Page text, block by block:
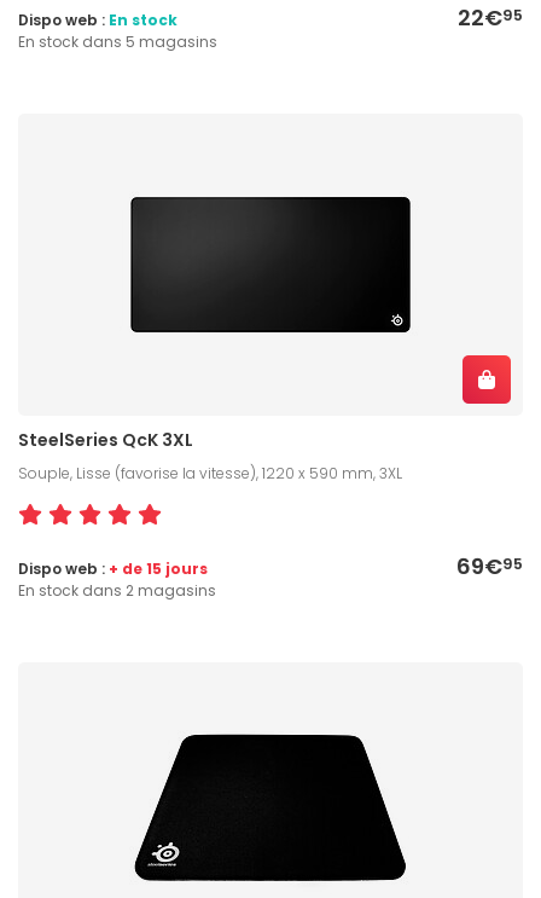
22€95
Dispo web : En stock
En stock dans 5 magasins
SteelSeries QcK 3XL
Souple, Lisse (favorise la vitesse), 1220 x 590 mm, 3XL
69€95
Dispo web : + de 15 jours
En stock dans 2 magasins